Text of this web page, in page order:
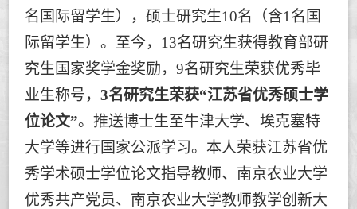
名国际留学生），硕士研究生10名（含1 名国
际留学生）。至今， 13名研究生获得教育部研
究生国家奖学金奖励，9名研究生荣获优秀毕
业生称号，3名研究生荣获“江苏省优秀硕士学
位论文”。推送博士生至牛津大学、埃克塞特
大学等进行国家公派学习。本人荣获江苏省优
秀学术硕士学位论文指导教师、南京农业大学
优秀共产党员、南京农业大学教师教学创新大